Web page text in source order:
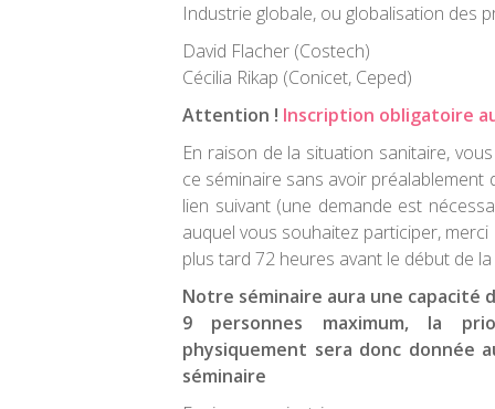
Industrie globale, ou globalisation des
David Flacher (Costech)
Cécilia Rikap (Conicet, Ceped)
Attention ! Inscription obligatoire
En raison de la situation sanitaire,
ce séminaire sans avoir préalablement
lien suivant (une demande est
auquel vous souhaitez participer,
plus tard 72 heures avant le début de
Notre séminaire aura une capacité
9 personnes maximum, la
physiquement sera donc donnée
séminaire